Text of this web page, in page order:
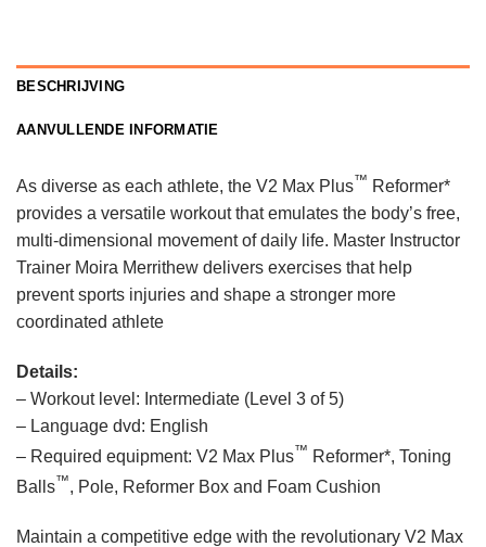
BESCHRIJVING
AANVULLENDE INFORMATIE
As diverse as each athlete, the V2 Max Plus™ Reformer*
provides a versatile workout that emulates the body’s free,
multi-dimensional movement of daily life. Master Instructor
Trainer Moira Merrithew delivers exercises that help
prevent sports injuries and shape a stronger more
coordinated athlete
Details:
– Workout level: Intermediate (Level 3 of 5)
– Language dvd: English
– Required equipment: V2 Max Plus™ Reformer*, Toning
Balls™, Pole, Reformer Box and Foam Cushion
Maintain a competitive edge with the revolutionary V2 Max